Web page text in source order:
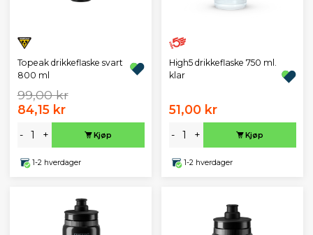
Topeak drikkeflaske svart
800 ml
99,00 kr
84,15 kr
- + Kjøp
1-2 hverdager
High5 drikkeflaske 750 ml.
klar
51,00 kr
- + Kjøp
1-2 hverdager